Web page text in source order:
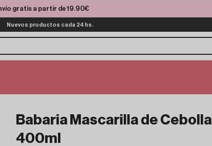
gratis a partir de 19.90€
Nuevos productos cada 24 hs.
Babaria Mascarilla de Cebolla
400ml